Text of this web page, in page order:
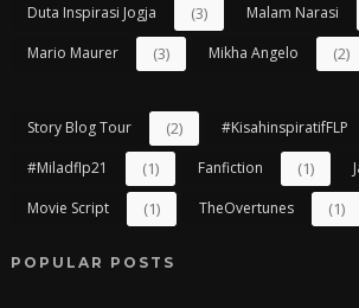
Duta Inspirasi Jogja (3) Malam Narasi
Mario Maurer (3) Mikha Angelo (2)
Story Blog Tour (2) #kisahinspiratifFLP
#miladflp21 (1) Fanfiction (1)
Movie Script (1) TheOvertunes (1)
POPULAR POSTS